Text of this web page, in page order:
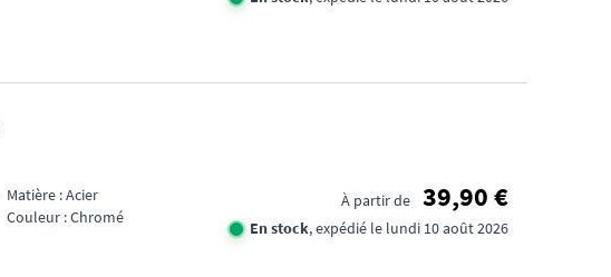
Matière : Acier
Couleur : Chromé
À partir de 39,90 €
En stock, expédié le lundi 10 août 2026